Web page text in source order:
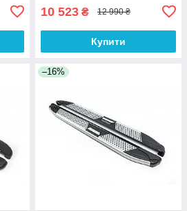
10 523 ₴ 12 990 ₴
Купити
–16%